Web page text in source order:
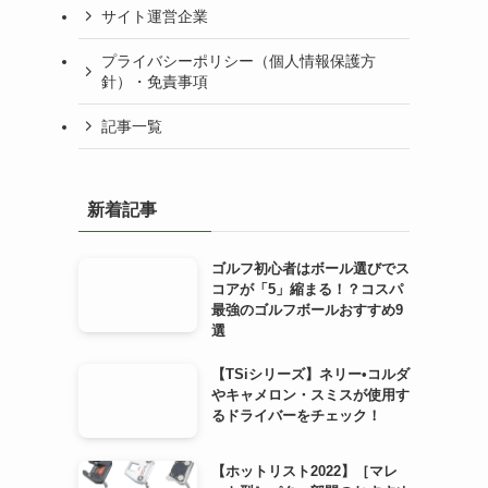
サイト運営企業
プライバシーポリシー（個人情報保護方
針）・免責事項
記事一覧
新着記事
ゴルフ初心者はボール選びでス
コアが「5」縮まる！？コスパ
最強のゴルフボールおすすめ9
選
【TSiシリーズ】ネリー•コルダ
やキャメロン・スミスが使用す
るドライバーをチェック！
【ホットリスト2022】［マレ